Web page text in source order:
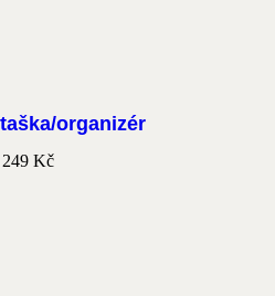
organizér
249 Kč